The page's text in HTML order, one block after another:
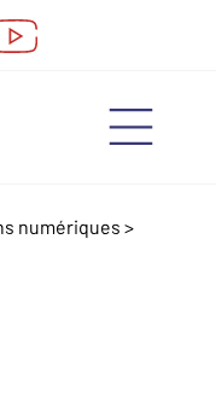
numériques >